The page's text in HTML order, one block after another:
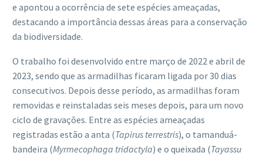
e apontou a ocorrência de sete espécies ameaçadas,
destacando a importância dessas áreas para a conservação
da biodiversidade.
O trabalho foi desenvolvido entre março de 2022 e abril de
2023, sendo que as armadilhas ficaram ligada por 30 dias
consecutivos. Depois desse período, as armadilhas foram
removidas e reinstaladas seis meses depois, para um novo
ciclo de gravações. Entre as espécies ameaçadas
registradas estão a anta (Tapirus terrestris), o tamanduá-
bandeira (Myrmecophaga tridactyla) e o queixada (Tayassu